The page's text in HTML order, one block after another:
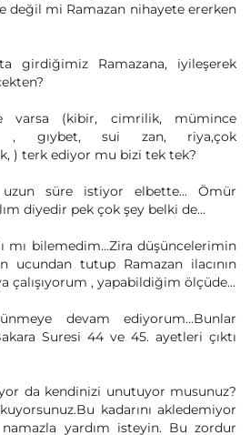
değil mi Ramazan nihayete ererken
girdiğimiz Ramazana, iyileşerek
varsa (kibir, cimrilik, mümince
, gıybet, sui zan, riya,çok
) terk ediyor mu bizi tek tek?
süre istiyor elbette... Ömür
diyedir pek çok şey belki de...
mı bilemedim...Zira düşüncelerimin
ucundan tutup Ramazan ilacının
çalışıyorum , yapabildiğim ölçüde...
devam ediyorum...Bunlar
Suresi 44 ve 45. ayetleri çıktı
da kendinizi unutuyor musunuz?
kadarını akledemiyor
yardım isteyin. Bu zordur